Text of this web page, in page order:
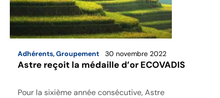
Adhérents,Groupement 30 novembre 2022
Astre reçoit la médaille d’or ECOVADIS
Pour la sixième année consécutive, Astre